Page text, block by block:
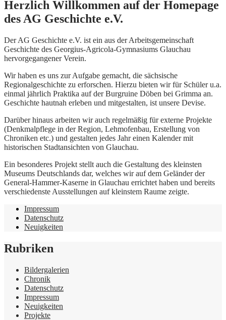
Herzlich Willkommen auf der Homepage
des AG Geschichte e.V.
Der AG Geschichte e.V. ist ein aus der Arbeitsgemeinschaft
Geschichte des Georgius-Agricola-Gymnasiums Glauchau
hervorgegangener Verein.
Wir haben es uns zur Aufgabe gemacht, die sächsische
Regionalgeschichte zu erforschen. Hierzu bieten wir für Schüler u.a.
einmal jährlich Praktika auf der Burgruine Döben bei Grimma an.
Geschichte hautnah erleben und mitgestalten, ist unsere Devise.
Darüber hinaus arbeiten wir auch regelmäßig für externe Projekte
(Denkmalpflege in der Region, Lehmofenbau, Erstellung von
Chroniken etc.) und gestalten jedes Jahr einen Kalender mit
historischen Stadtansichten von Glauchau.
Ein besonderes Projekt stellt auch die Gestaltung des kleinsten
Museums Deutschlands dar, welches wir auf dem Geländer der
General-Hammer-Kaserne in Glauchau errichtet haben und bereits
verschiedenste Ausstellungen auf kleinstem Raume zeigte.
Impressum
Datenschutz
Neuigkeiten
Rubriken
Bildergalerien
Chronik
Datenschutz
Impressum
Neuigkeiten
Projekte